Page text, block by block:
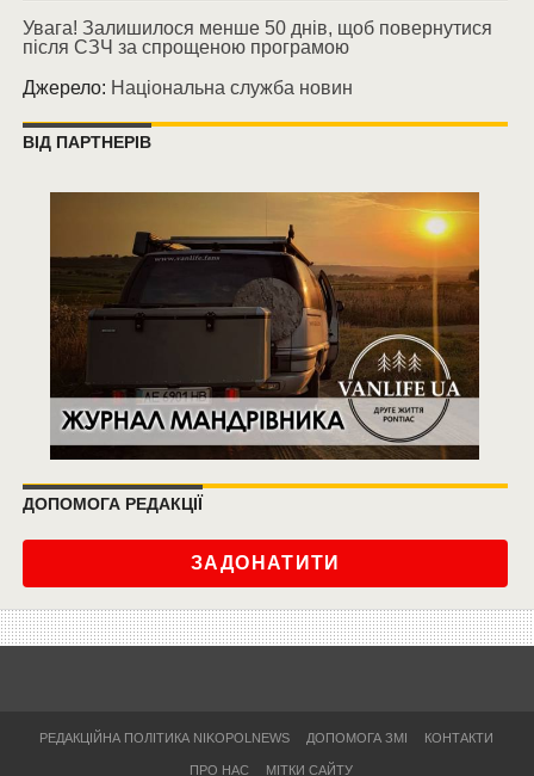
Увага! Залишилося менше 50 днів, щоб повернутися
після СЗЧ за спрощеною програмою
Джерело: Національна служба новин
ВІД ПАРТНЕРІВ
ДОПОМОГА РЕДАКЦІЇ
ЗАДОНАТИТИ
РЕДАКЦІЙНА ПОЛІТИКА NIKOPOLNEWS ДОПОМОГА ЗМІ КОНТАКТИ
ПРО НАС МІТКИ САЙТУ